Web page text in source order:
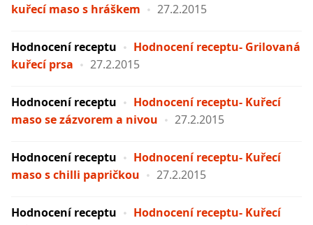
kuřecí maso s hráškem
27.2.2015
Hodnocení receptu
Hodnocení receptu- Grilovaná
kuřecí prsa
27.2.2015
Hodnocení receptu
Hodnocení receptu- Kuřecí
maso se zázvorem a nivou
27.2.2015
Hodnocení receptu
Hodnocení receptu- Kuřecí
maso s chilli papričkou
27.2.2015
Hodnocení receptu
Hodnocení receptu- Kuřecí